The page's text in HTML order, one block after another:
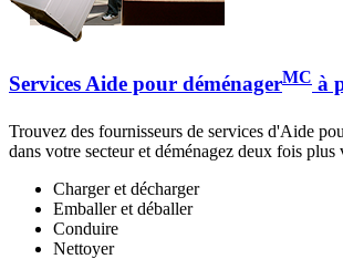
Services Aide pour déménagerMC à
Trouvez des fournisseurs de services d'Aide
dans votre secteur et déménagez deux fois plus
Charger et décharger
Emballer et déballer
Conduire
Nettoyer